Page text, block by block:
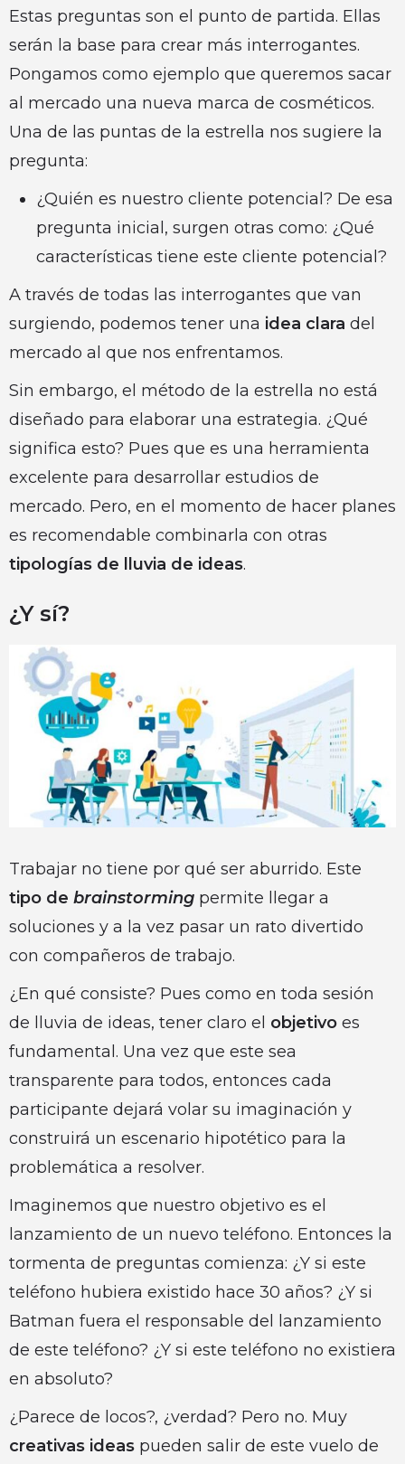
Estas preguntas son el punto de partida. Ellas
serán la base para crear más interrogantes.
Pongamos como ejemplo que queremos sacar
al mercado una nueva marca de cosméticos.
Una de las puntas de la estrella nos sugiere la
pregunta:
¿Quién es nuestro cliente potencial? De esa
pregunta inicial, surgen otras como: ¿Qué
características tiene este cliente potencial?
A través de todas las interrogantes que van
surgiendo, podemos tener una idea clara del
mercado al que nos enfrentamos.
Sin embargo, el método de la estrella no está
diseñado para elaborar una estrategia. ¿Qué
significa esto? Pues que es una herramienta
excelente para desarrollar estudios de
mercado. Pero, en el momento de hacer planes
es recomendable combinarla con otras
tipologías de lluvia de ideas.
¿Y sí?
Trabajar no tiene por qué ser aburrido. Este
tipo de brainstorming permite llegar a
soluciones y a la vez pasar un rato divertido
con compañeros de trabajo.
¿En qué consiste? Pues como en toda sesión
de lluvia de ideas, tener claro el objetivo es
fundamental. Una vez que este sea
transparente para todos, entonces cada
participante dejará volar su imaginación y
construirá un escenario hipotético para la
problemática a resolver.
Imaginemos que nuestro objetivo es el
lanzamiento de un nuevo teléfono. Entonces la
tormenta de preguntas comienza: ¿Y si este
teléfono hubiera existido hace 30 años? ¿Y si
Batman fuera el responsable del lanzamiento
de este teléfono? ¿Y si este teléfono no existiera
en absoluto?
¿Parece de locos?, ¿verdad? Pero no. Muy
creativas ideas pueden salir de este vuelo de